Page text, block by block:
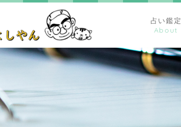
占い鑑定